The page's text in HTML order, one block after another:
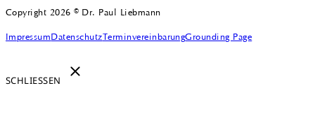
Copyright 2026 © Dr. Paul Liebmann
ImpressumDatenschutzTerminvereinbarungGrounding Page
SCHLIESSEN